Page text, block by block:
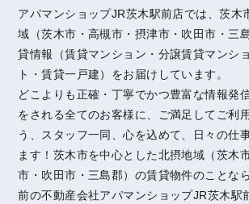
アパマンショップJR茨木駅前店では、茨木
域（茨木市・高槻市・摂津市・吹田市・三
貸情報（賃貸マンション・分譲賃貸マンシ
ト・賃貸一戸建）をお届けしています。
どこよりも正確・丁寧でかつ豊富な情報発
をされる全てのお客様に、ご満足してご利
う、スタッフ一同、心を込めて、日々の仕
ます！茨木市を中心とした北摂地域（茨木
市・吹田市・三島郡）の賃貸物件のことな
前の不動産会社アパマンショップJR茨木駅